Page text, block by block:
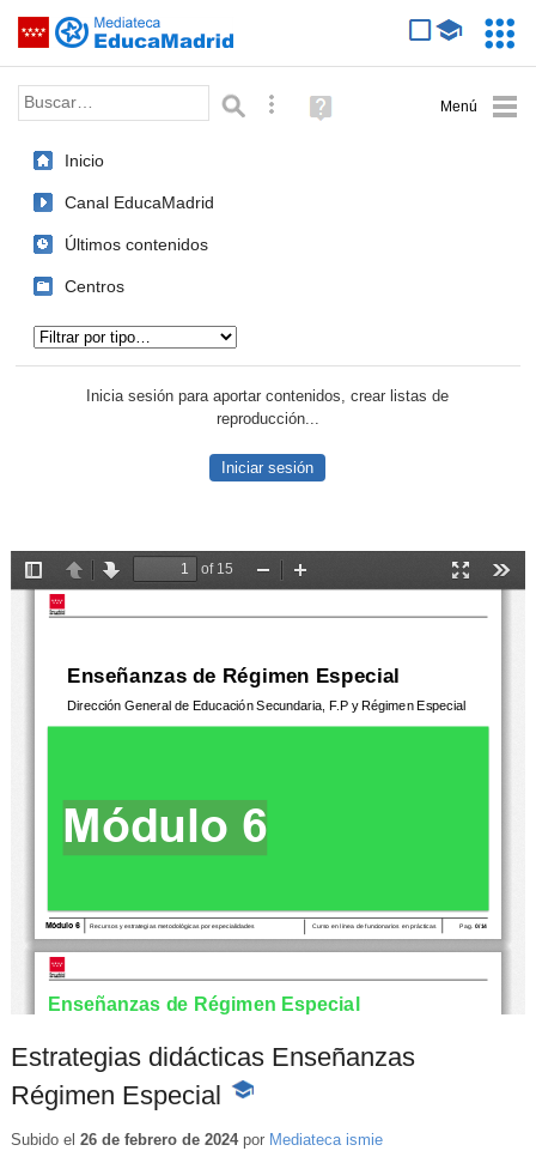
Saltar navegación
Palabra o frase: Búsqueda avanzada
Ayuda
(en
Inicio
Canal EducaMadrid
Últimos contenidos
Centros
Inicia sesión para aportar contenidos, crear listas de
reproducción...
Iniciar sesión
Estrategias didácticas Enseñanzas
Régimen Especial
-
educativo
Subido el 26 de febrero de 2024por Mediateca ismie